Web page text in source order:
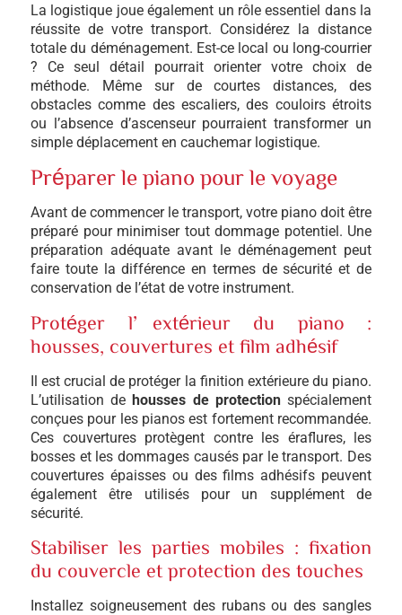
La logistique joue également un rôle essentiel dans la
réussite de votre transport. Considérez la distance
totale du déménagement. Est-ce local ou long-courrier
? Ce seul détail pourrait orienter votre choix de
méthode. Même sur de courtes distances, des
obstacles comme des escaliers, des couloirs étroits
ou l’absence d’ascenseur pourraient transformer un
simple déplacement en cauchemar logistique.
Préparer le piano pour le voyage
Avant de commencer le transport, votre piano doit être
préparé pour minimiser tout dommage potentiel. Une
préparation adéquate avant le déménagement peut
faire toute la différence en termes de sécurité et de
conservation de l’état de votre instrument.
Protéger l’extérieur du piano :
housses, couvertures et film adhésif
Il est crucial de protéger la finition extérieure du piano.
L’utilisation dehousses de protectionspécialement
conçues pour les pianos est fortement recommandée.
Ces couvertures protègent contre les éraflures, les
bosses et les dommages causés par le transport. Des
couvertures épaisses ou des films adhésifs peuvent
également être utilisés pour un supplément de
sécurité.
Stabiliser les parties mobiles : fixation
du couvercle et protection des touches
Installez soigneusement des rubans ou des sangles